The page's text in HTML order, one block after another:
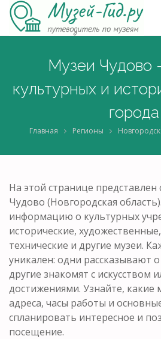
Музеи Чудово
культурных и
города
Главная Регионы
На этой странице представлен
Чудово (Новгородская
информацию о культурных
исторические,
технические и другие музеи.
уникален: одни рассказывают
другие знакомят с искусством
достижениями. Узнайте, какие
адреса, часы работы и
спланировать интересное и
посещение.